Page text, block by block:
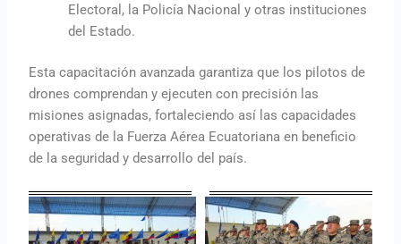
Electoral, la Policía Nacional y otras instituciones
del Estado.
Esta capacitación avanzada garantiza que los pilotos de
drones comprendan y ejecuten con precisión las
misiones asignadas, fortaleciendo así las capacidades
operativas de la Fuerza Aérea Ecuatoriana en beneficio
de la seguridad y desarrollo del país.